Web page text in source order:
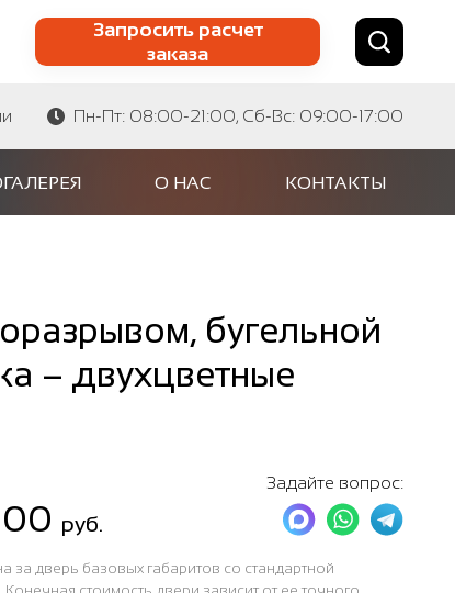
Запросить расчет
заказа
по сайту Найти по артикулу
Пн-Пт: 08:00-21:00, Сб-Вс: 09:00-17:00
О НАС КОНТАКТЫ
бугельной
– двухцветные
руб.
Задайте вопрос:
за дверь базовых габаритов со стандартной